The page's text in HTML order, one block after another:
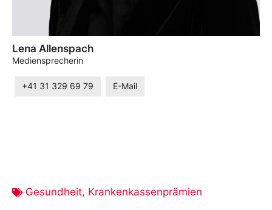
Lena Allenspach
Mediensprecherin
+41 31 329 69 79 E-Mail
Gesundheit, Krankenkassenprämien